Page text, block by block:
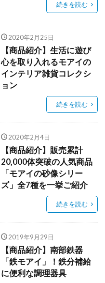
続きを読む
2020年2月25日
【商品紹介】生活に遊び
心を取り入れるモアイの
インテリア雑貨コレクシ
ョン
続きを読む
2020年2月4日
【商品紹介】販売累計
20,000体突破の人気商品
「モアイの砂像シリー
ズ」全7種を一挙ご紹介
続きを読む
2019年9月29日
【商品紹介】南部鉄器
「鉄モアイ」！鉄分補給
に便利な調理器具